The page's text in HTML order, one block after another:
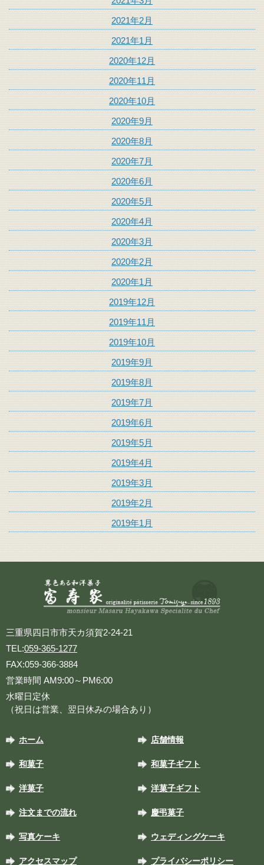
2021年2月
2021年1月
2020年12月
2020年11月
2020年10月
2020年9月
2020年8月
2020年7月
2020年6月
2020年5月
2020年4月
2020年3月
2020年2月
2020年1月
2019年12月
2019年11月
2019年10月
2019年9月
2019年8月
2019年7月
2019年6月
2019年5月
2019年4月
2019年3月
2019年2月
2019年1月
三重県四日市市天カ須賀2-24-21
TEL:059-365-1277
FAX:059-366-3884
営業時間 AM9:00～PM6:00
水曜日定休
（祝日は営業、翌日休みの場合あり）
ホーム 店舗情報
和菓子 和菓子ギフト
洋菓子 洋菓子ギフト
注文までの流れ 慶弔菓子
写真ケーキ ウェディングケーキ
アクセスマップ プライバシーポリシー